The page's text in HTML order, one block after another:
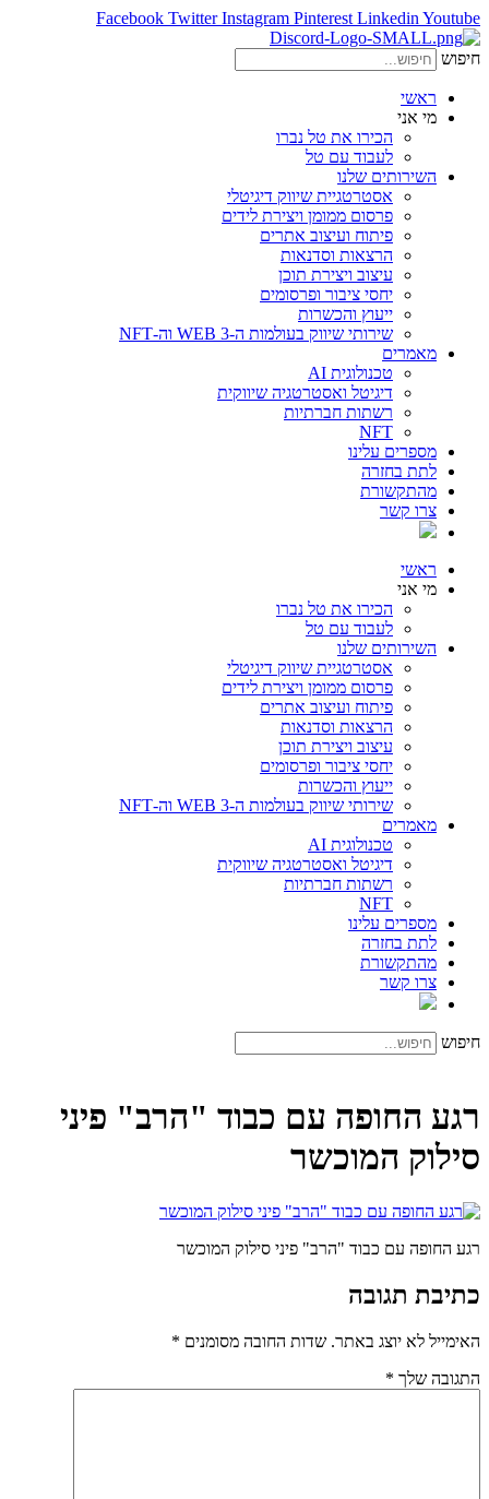
Facebook Twitter Instagram Pinterest Linkedin Youtube
חיפוש
ראשי
מי אני
הכירו את טל נברו
לעבוד עם טל
השירותים שלנו
אסטרטגיית שיווק דיגיטלי
פרסום ממומן ויצירת לידים
פיתוח ועיצוב אתרים
הרצאות וסדנאות
עיצוב ויצירת תוכן
יחסי ציבור ופרסומים
ייעוץ והכשרות
שירותי שיווק בעולמות ה-WEB 3 וה-NFT
מאמרים
טכנולוגית AI
דיגיטל ואסטרטגיה שיווקית
רשתות חברתיות
NFT
מספרים עלינו
לתת בחזרה
מהתקשורת
צרו קשר
ראשי
מי אני
הכירו את טל נברו
לעבוד עם טל
השירותים שלנו
אסטרטגיית שיווק דיגיטלי
פרסום ממומן ויצירת לידים
פיתוח ועיצוב אתרים
הרצאות וסדנאות
עיצוב ויצירת תוכן
יחסי ציבור ופרסומים
ייעוץ והכשרות
שירותי שיווק בעולמות ה-WEB 3 וה-NFT
מאמרים
טכנולוגית AI
דיגיטל ואסטרטגיה שיווקית
רשתות חברתיות
NFT
מספרים עלינו
לתת בחזרה
מהתקשורת
צרו קשר
חיפוש
רגע החופה עם כבוד "הרב" פיני
סילוק המוכשר
רגע החופה עם כבוד "הרב" פיני סילוק המוכשר
כתיבת תגובה
האימייל לא יוצג באתר. שדות החובה מסומנים *
התגובה שלך *